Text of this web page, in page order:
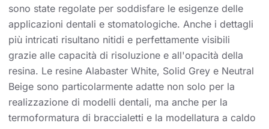
sono state regolate per soddisfare le esigenze delle
applicazioni dentali e stomatologiche. Anche i dettagli
più intricati risultano nitidi e perfettamente visibili
grazie alle capacità di risoluzione e all'opacità della
resina. Le resine Alabaster White, Solid Grey e Neutral
Beige sono particolarmente adatte non solo per la
realizzazione di modelli dentali, ma anche per la
termoformatura di braccialetti e la modellatura a caldo